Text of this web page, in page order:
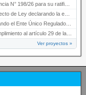
198/26 para su ratificación.
la esencialidad del servicio educativ…
de servicios públicos de la …
29 de la Ley provincial N° 1399…
Ver proyectos »